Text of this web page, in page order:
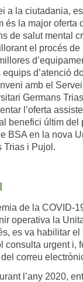
a la ciutadania,
és la major oferta
de salut mental
el procés
d’atenció
amb el
Germans
l’oferta
benefici últim del
BSA en la nova
Trias i Pujol.
de la COVID-
operativa la
es va habilitar
urgent i,
correu
l’any 2020,